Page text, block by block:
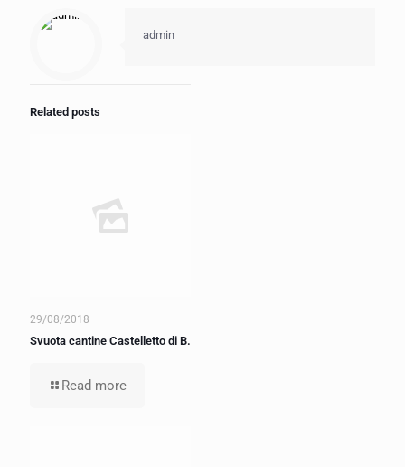
admin
Related posts
29/08/2018
Svuota cantine Castelletto di B.
Read more